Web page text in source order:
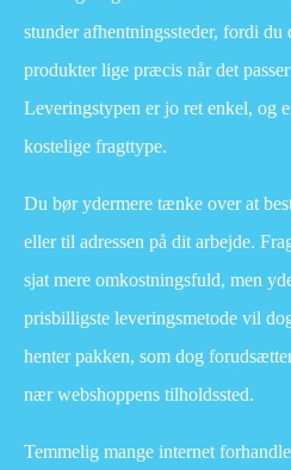
stunder afhentningssteder, fordi du
produkter lige præcis når det
Leveringstypen er jo ret enkel, og
kostelige fragttype.
Du bør ydermere tænke over at
eller til adressen på dit arbejde.
sjat mere omkostningsfuld, men
prisbilligste leveringsmetode vil
henter pakken, som dog
nær webshoppens tilholdssted.
Temmelig mange internet